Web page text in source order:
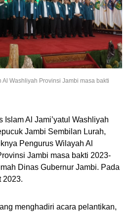
Washliyah Provinsi Jambi masa bakti
Islam Al Jami’yatul Washliyah
Jambi Sembilan Lurah,
Pengurus Wilayah Al
Jambi masa bakti 2023-
Dinas Gubernur Jambi. Pada
2023.
menghadiri acara pelantikan,